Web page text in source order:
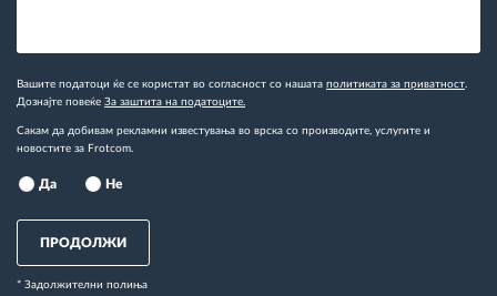
Вашите податоци ќе се користат во согласност со нашата политиката за приватност.
Дознајте повеќе За заштита на податоците.
Сакам да добивам рекламни известувања во врска со производите, услугите и
новостите за Frotcom.
Да Не
ПРОДОЛЖИ
* Задолжителни полиња